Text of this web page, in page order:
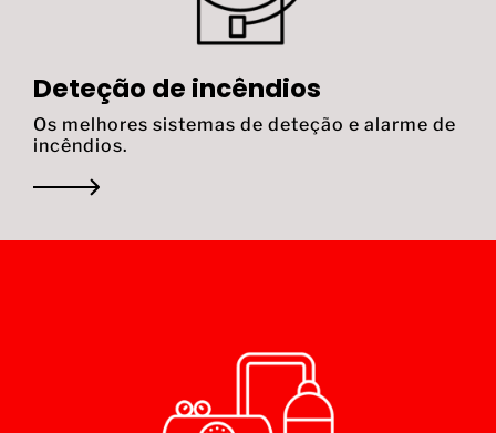
Deteção de incêndios
Os melhores sistemas de deteção e alarme de
incêndios.